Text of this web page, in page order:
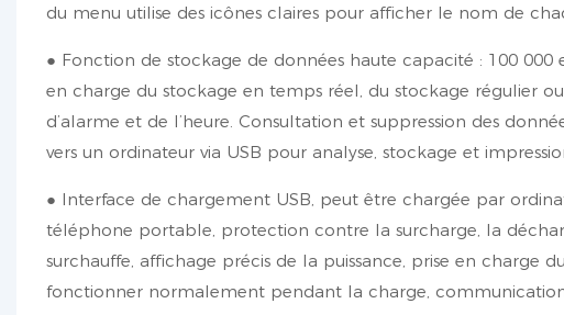
du menu utilise des icônes claires pour afficher le nom de
● Fonction de stockage de données haute capacité : 100 000
en charge du stockage en temps réel, du stockage régulier
d’alarme et de l’heure. Consultation et suppression des
vers un ordinateur via USB pour analyse, stockage et
● Interface de chargement USB, peut être chargée par
téléphone portable, protection contre la surcharge, la
surchauffe, affichage précis de la puissance, prise en charge
fonctionner normalement pendant la charge, communication